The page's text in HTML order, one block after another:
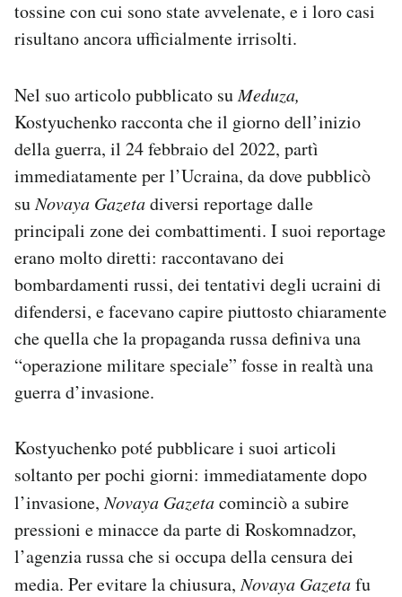
tossine con cui sono state avvelenate, e i loro casi
risultano ancora ufficialmente irrisolti.
Nel suo articolo pubblicato suMeduza,
Kostyuchenko racconta che il giorno dell’inizio
della guerra, il 24 febbraio del 2022, partì
immediatamente per l’Ucraina, da dove pubblicò
suNovaya Gazetadiversi reportage dalle
principali zone dei combattimenti. I suoi reportage
erano molto diretti: raccontavano dei
bombardamenti russi, dei tentativi degli ucraini di
difendersi, e facevano capire piuttosto chiaramente
che quella che la propaganda russa definiva una
“operazione militare speciale” fosse in realtà una
guerra d’invasione.
Kostyuchenko poté pubblicare i suoi articoli
soltanto per pochi giorni: immediatamente dopo
l’invasione,Novaya Gazetacominciò a subire
pressioni e minacce da parte di Roskomnadzor,
l’agenzia russa che si occupa della censura dei
media. Per evitare la chiusura,Novaya Gazetafu